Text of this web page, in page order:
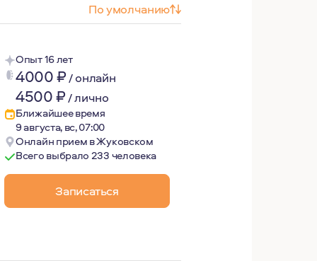
По умолчанию
Опыт 16 лет
4000₽/онлайн
4500₽/лично
Ближайшее время
9 августа, вс, 07:00
Онлайн прием в Жуковском
Всего выбрало 233 человека
Записаться
пришло уже в очень сознательном